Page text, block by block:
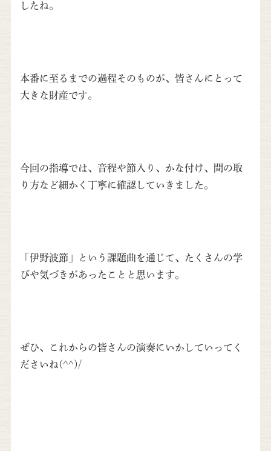
したね。
本番に至るまでの過程そのものが、皆さんにとって
大きな財産です。
今回の指導では、音程や節入り、かな付け、間の取
り方など細かく丁寧に確認していきました。
「伊野波節」という課題曲を通じて、たくさんの学
びや気づきがあったことと思います。
ぜひ、これからの皆さんの演奏にいかしていってく
ださいね(^^)/